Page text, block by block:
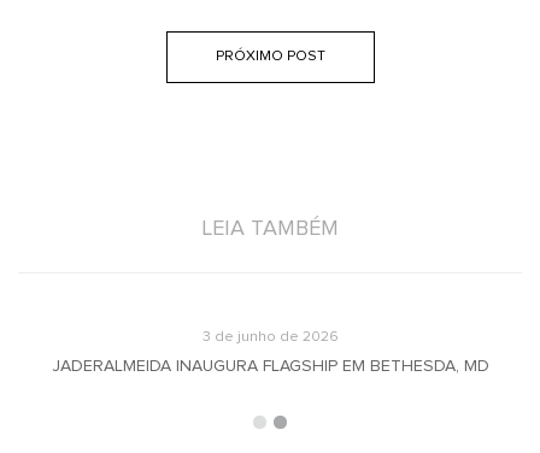
PRÓXIMO POST
LEIA TAMBÉM
3 de junho de 2026
JADERALMEIDA INAUGURA FLAGSHIP EM BETHESDA, MD